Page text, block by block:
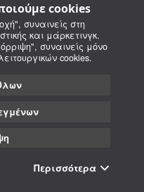
cookies
συναινείς στη
και μάρκετινγκ.
συναινείς μόνο
cookies.
Περισσότερα